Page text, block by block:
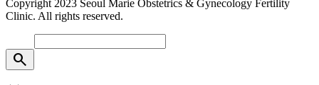
Copyright 2023 Seoul Marie Obstetrics & Gynecology Fertility
Clinic. All rights reserved.
search